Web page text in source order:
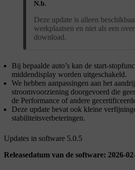
N.b.
Deze update is alleen
werkplaatsen en niet als een
download.
Bij bepaalde auto’s kan de start-
middendisplay worden uitgeschakeld.
We hebben aanpassingen aan het
stroomvoorziening doorgevoerd die
de Performance of andere
Deze update bevat ook kleine
stabiliteitsverbeteringen.
Updates in software 5.0.5
Releasedatum van de software: 2026-